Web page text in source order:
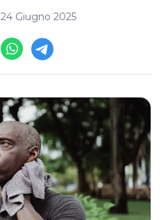
24 Giugno 2025